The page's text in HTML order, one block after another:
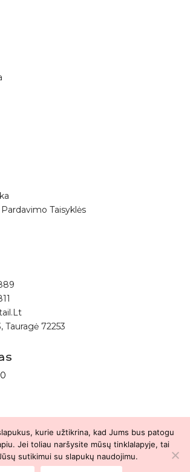
Taisyklės
Tauragė 72253
2026 | Svetainė sukurtaMyra.lt
kurie užtikrina, kad Jums bus patogu
Jei toliau naršysite mūsų tinklalapyje, tai
sutikimui su slapukų naudojimu.